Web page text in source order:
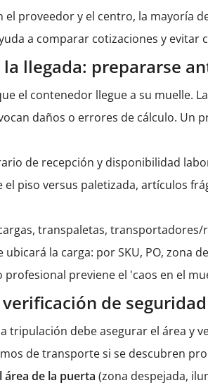
el proveedor y el centro, la mayoría
a comparar cotizaciones y
llegada: prepararse
el contenedor llegue a su muelle.
daños o errores de cálculo. Un
de recepción y disponibilidad
el piso versus paletizada, artículos
transpaletas,
ubicará la carga: por SKU, PO, zona
previene el 'caos en el
de
tripulación debe asegurar el área y
de transporte si se descubren
área de la puerta(zona despejada,